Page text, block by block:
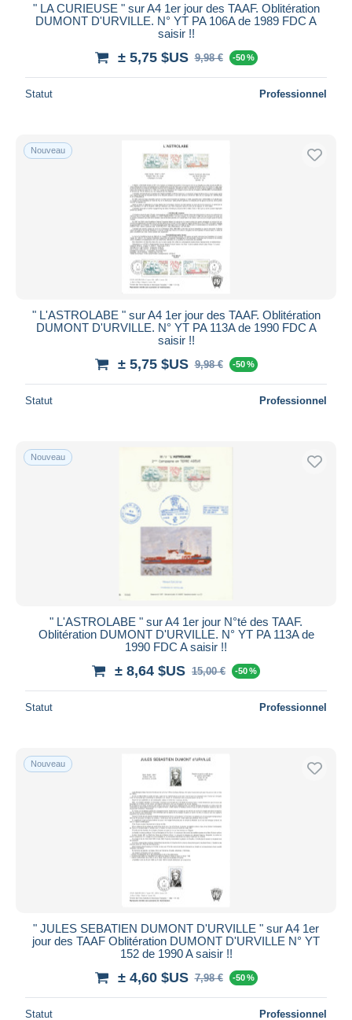
" LA CURIEUSE " sur A4 1er jour des TAAF. Oblitération
DUMONT D'URVILLE. N° YT PA 106A de 1989 FDC A
saisir !!
± 5,75 $US 9,98 € -50 %
Statut Professionnel
Nouveau
" L'ASTROLABE " sur A4 1er jour des TAAF. Oblitération
DUMONT D'URVILLE. N° YT PA 113A de 1990 FDC A
saisir !!
± 5,75 $US 9,98 € -50 %
Statut Professionnel
Nouveau
" L'ASTROLABE " sur A4 1er jour N°té des TAAF.
Oblitération DUMONT D'URVILLE. N° YT PA 113A de
1990 FDC A saisir !!
± 8,64 $US 15,00 € -50 %
Statut Professionnel
Nouveau
" JULES SEBATIEN DUMONT D'URVILLE " sur A4 1er
jour des TAAF Oblitération DUMONT D'URVILLE N° YT
152 de 1990 A saisir !!
± 4,60 $US 7,98 € -50 %
Statut Professionnel